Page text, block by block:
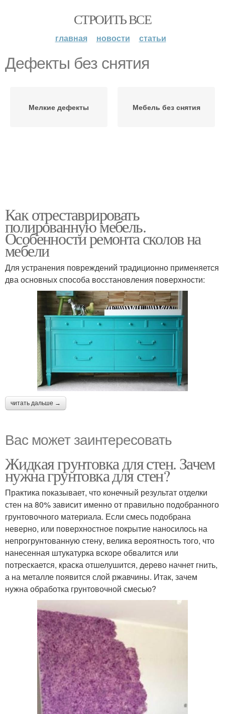
СТРОИТЬ ВСЕ
главная новости статьи
Дефекты без снятия
Мелкие дефекты Мебель без снятия
Как отреставрировать
полированную мебель.
Особенности ремонта сколов на
мебели
Для устранения повреждений традиционно применяется
два основных способа восстановления поверхности:
читать дальше →
Вас может заинтересовать
Жидкая грунтовка для стен. Зачем
нужна грунтовка для стен?
Практика показывает, что конечный результат отделки
стен на 80% зависит именно от правильно подобранного
грунтовочного материала. Если смесь подобрана
неверно, или поверхностное покрытие наносилось на
непрогрунтованную стену, велика вероятность того, что
нанесенная штукатурка вскоре обвалится или
потрескается, краска отшелушится, дерево начнет гнить,
а на металле появится слой ржавчины. Итак, зачем
нужна обработка грунтовочной смесью?